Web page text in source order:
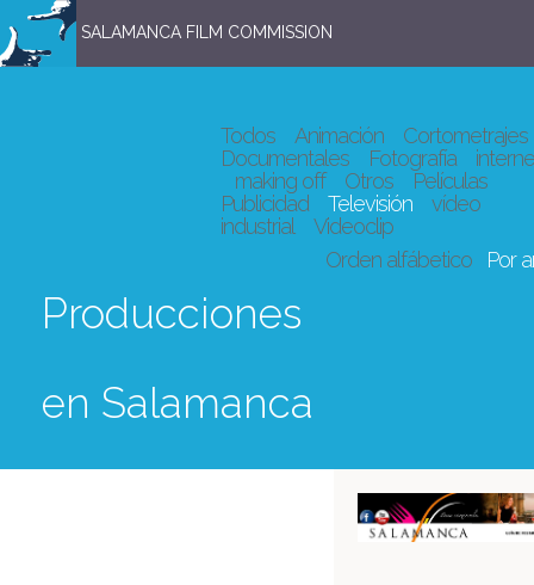
SALAMANCA FILM COMMISSION
Todos Animación
Cortometrajes
Documentales
Fotografía
making off
Otros
Películas
Publicidad
Televisión
vídeo
industrial
Videoclip
Orden alfábetico
Por
Producciones
en Salamanca